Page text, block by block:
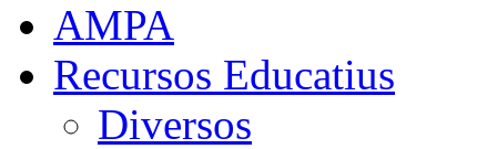
AMPA
Recursos Educatius
Diversos